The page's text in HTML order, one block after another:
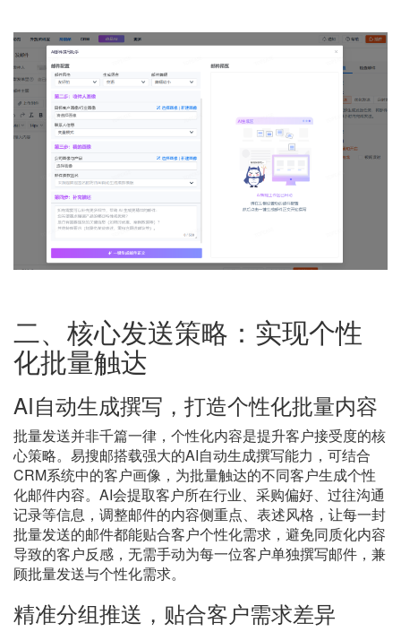
二、核心发送策略：实现个性
化批量触达
AI自动生成撰写，打造个性化批量内容
批量发送并非千篇一律，个性化内容是提升客户接受度的核
心策略。易搜邮搭载强大的AI自动生成撰写能力，可结合
CRM系统中的客户画像，为批量触达的不同客户生成个性
化邮件内容。AI会提取客户所在行业、采购偏好、过往沟通
记录等信息，调整邮件的内容侧重点、表述风格，让每一封
批量发送的邮件都能贴合客户个性化需求，避免同质化内容
导致的客户反感，无需手动为每一位客户单独撰写邮件，兼
顾批量发送与个性化需求。
精准分组推送，贴合客户需求差异